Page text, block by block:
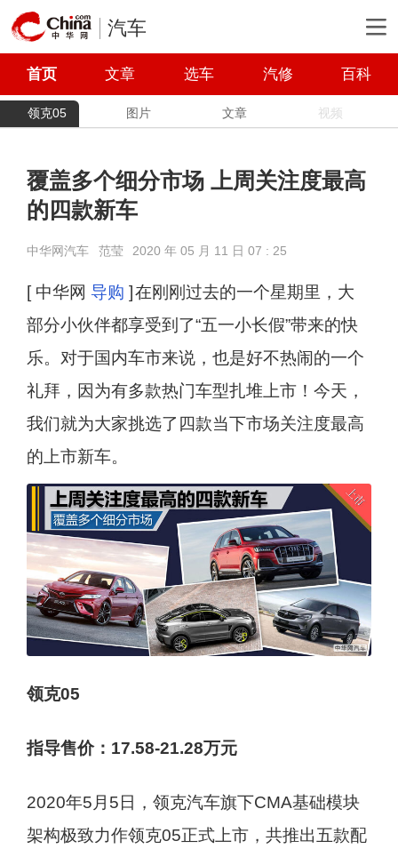
汽车
首页 文章 选车 汽修 百科
领克05 图片 文章 视频
覆盖多个细分市场 上周关注度最高
的四款新车
中华网汽车 范莹 2020 年 05 月 11 日 07 : 25
[ 中华网 导购 ] 在刚刚过去的一个星期里，大
部分小伙伴都享受到了“五一小长假”带来的快
乐。对于国内车市来说，也是好不热闹的一个
礼拜，因为有多款热门车型扎堆上市！今天，
我们就为大家挑选了四款当下市场关注度最高
的上市新车。
领克05
指导售价：17.58-21.28万元
2020年5月5日，领克汽车旗下CMA基础模块
架构极致力作领克05正式上市，共推出五款配